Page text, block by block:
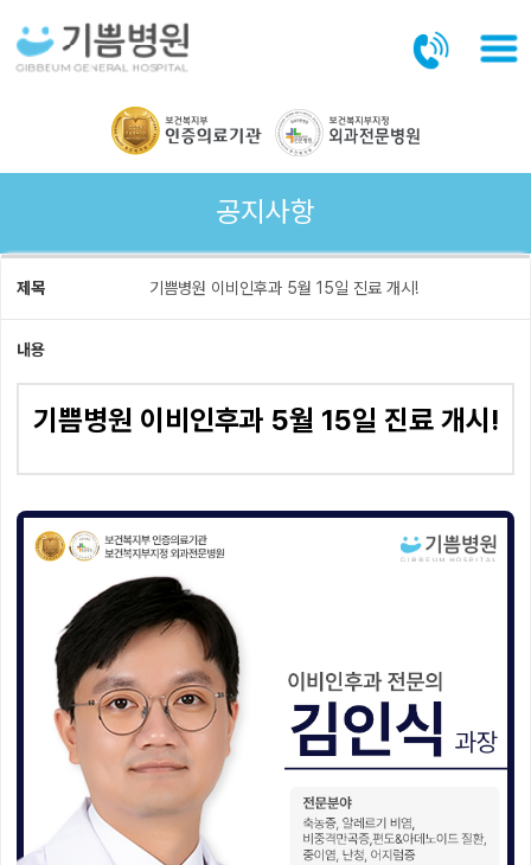
공지사항
제목 기쁨병원 이비인후과 5월 15일 진료 개시!
내용
기쁨병원 이비인후과 5월 15일 진료 개시!